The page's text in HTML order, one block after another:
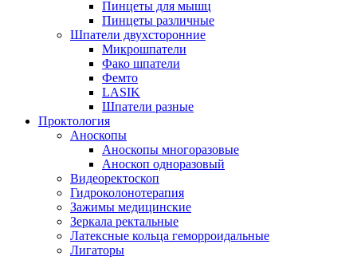
Пинцеты для мышц
Пинцеты различные
Шпатели двухсторонние
Микрошпатели
Фако шпатели
Фемто
LASIK
Шпатели разные
Проктология
Аноскопы
Аноскопы многоразовые
Аноскоп одноразовый
Видеоректоскоп
Гидроколонотерапия
Зажимы медицинские
Зеркала ректальные
Латексные кольца геморроидальные
Лигаторы